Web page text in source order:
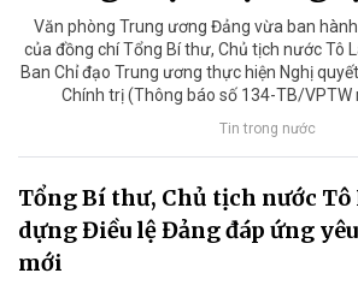
Văn phòng Trung ương Đảng vừa ban
của đồng chí Tổng Bí thư, Chủ tịch nước Tô
Ban Chỉ đạo Trung ương thực hiện Nghị
Chính trị (Thông báo số 134-TB/
Tin trong nước
Tổng Bí thư, Chủ tịch nước Tô
dựng Điều lệ Đảng đáp ứng
mới